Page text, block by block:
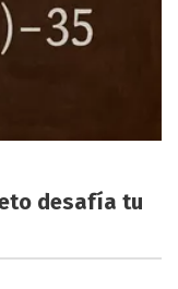
desafía tu